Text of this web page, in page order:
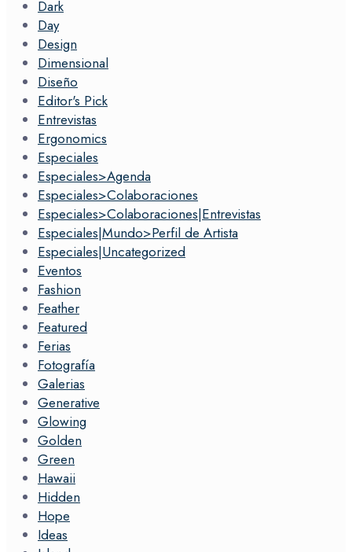
Dark
Day
Design
Dimensional
Diseño
Editor's Pick
Entrevistas
Ergonomics
Especiales
Especiales>Agenda
Especiales>Colaboraciones
Especiales>Colaboraciones|Entrevistas
Especiales|Mundo>Perfil de Artista
Especiales|Uncategorized
Eventos
Fashion
Feather
Featured
Ferias
Fotografía
Galerias
Generative
Glowing
Golden
Green
Hawaii
Hidden
Hope
Ideas